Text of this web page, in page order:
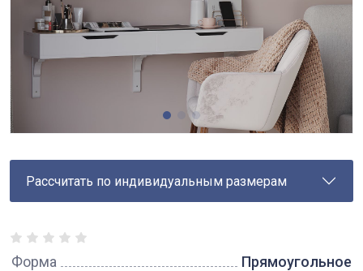
Рассчитать по индивидуальным размерам
Форма
Прямоугольное